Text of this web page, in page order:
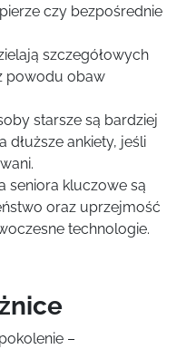
czy bezpośrednie
szczegółowych
powodu obaw
starsze są bardziej
dłuższe ankiety, jeśli
seniora kluczowe są
oraz uprzejmość
technologie.
–